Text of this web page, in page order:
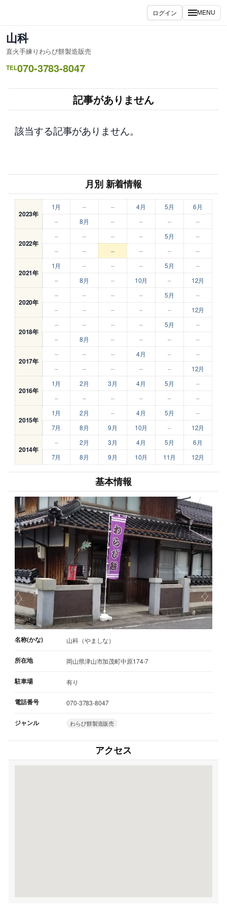
ス
キ
ッ
ログイン MENU
山科
直火手練りわらび餅製造販売
TEL070-3783-8047
記事がありません
該当する記事がありません。
月別 新着情報
2023年
1月 – – 4月 5月
6月
–
8月 – – – –
2022年
– – – – 5月
–
–
– – – – –
2021年
1月 – – – 5月
–
–
8月 – 10月 – 12月
2020年
– – – – 5月
–
–
– – – – 12月
2018年
– – – – 5月
–
–
8月 – – – –
2017年
– – – 4月 –
–
–
– – – – 12月
2016年
1月 2月 3月 4月 5月
–
–
– – – – –
2015年
1月 2月 – 4月 5月
–
7月
8月 9月 10月 – 12月
2014年
– 2月 3月 4月 5月
6月
7月
8月 9月 10月 11月 12月
基本情報
名称(かな) 山科（やましな）
所在地 岡山県津山市加茂町中原174-7
駐車場 有り
電話番号 070-3783-8047
ジャンル わらび餅製造販売
アクセス